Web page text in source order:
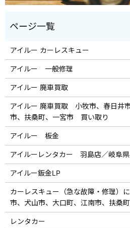
アイルー カーレスキュー
アイルー 一般修理
アイルー 廃車買取
アイルー 廃車買取 小牧市、春日井
市、扶桑町、一宮市 買い取り
アイルー 板金
アイルーレンタカー 羽島店／岐阜県
アイルー鈑金LP
カーレスキュー（急な故障・修理）
市、犬山市、大口町、江南市、扶桑
レンタカー